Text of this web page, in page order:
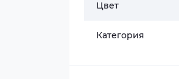
Цвет
Категория